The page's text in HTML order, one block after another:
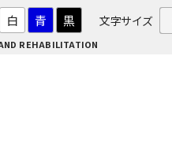
REHABILITATION
白 青 黒 文字サイズ